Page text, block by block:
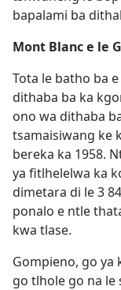
bapalami ba
Mont Blanc e le
Tota le batho ba
dithaba ba ka
ono wa dithaba
tsamaisiwang ke
bereka ka 1958.
ya fitlhelelwa ka
dimetara di le 3
ponalo e ntle
kwa tlase.
Gompieno, go ya
go tlhole go na le